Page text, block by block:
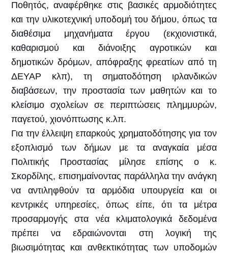
Ποθητός, αναφέρθηκε στις βασικές αρμοδιότητες
και την υλικοτεχνική υποδομή του δήμου, όπως τα
διαθέσιμα μηχανήματα έργου (εκχιονιστικά,
καθαρισμού και διάνοιξης αγροτικών και
δημοτικών δρόμων, απόφραξης φρεατίων από τη
ΔΕΥΑΡ κλπ), τη σηματοδότηση ιρλανδικών
διαβάσεων, την προστασία των μαθητών και το
κλείσιμο σχολείων σε περιπτώσεις πλημμυρών,
παγετού, χιονόπτωσης κ.λπ.
Για την έλλειψη επαρκούς χρηματοδότησης για τον
εξοπλισμό των δήμων με τα αναγκαία μέσα
Πολιτικής Προστασίας μίλησε επίσης ο κ.
Σκορδίλης, επισημαίνοντας παράλληλα την ανάγκη
να αντιληφθούν τα αρμόδια υπουργεία και οι
κεντρικές υπηρεσίες, όπως είπε, ότι τα μέτρα
προσαρμογής στα νέα κλιματολογικά δεδομένα
πρέπει να εδραιώνονται στη λογική της
βιωσιμότητας και ανθεκτικότητας των υποδομών